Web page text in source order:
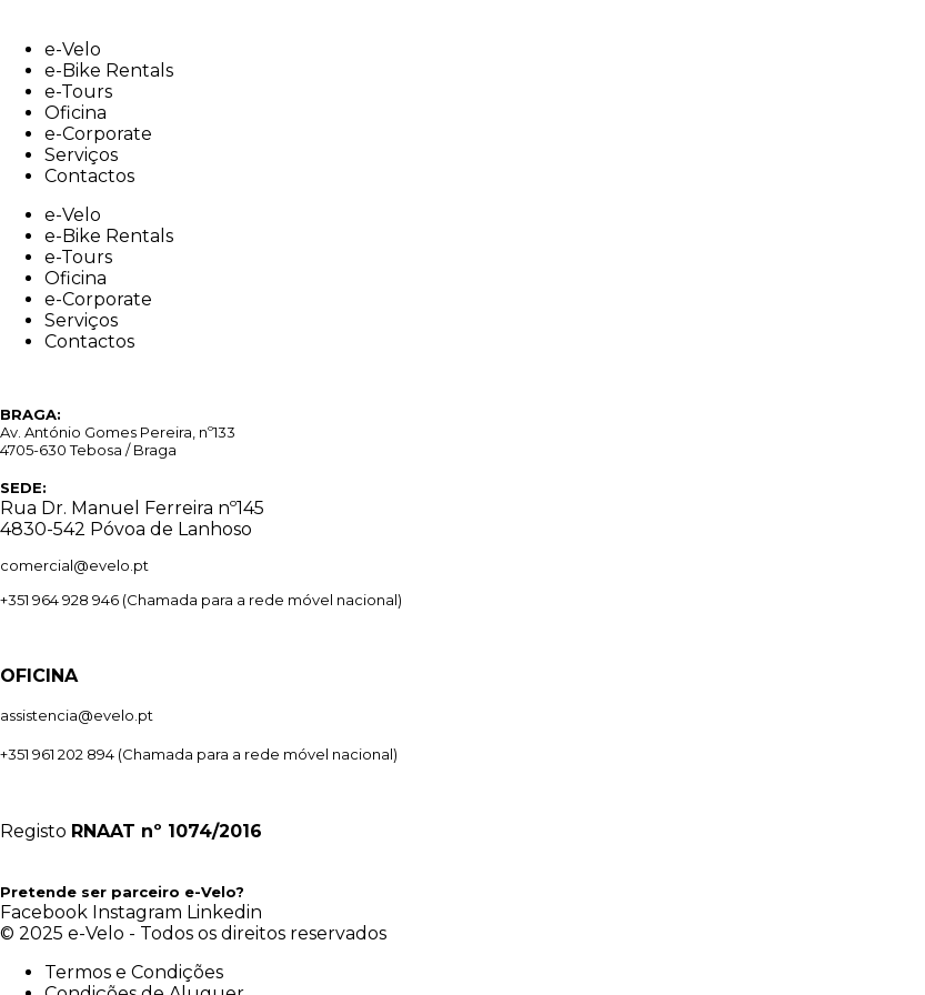
contente-Velo
e-Bike Rentals
e-Tours
Oficina
e-Corporate
Serviços
Contactos
e-Velo
e-Bike Rentals
e-Tours
Oficina
e-Corporate
Serviços
Contactos
BRAGA:
Av. António Gomes Pereira, nº133
4705-630 Tebosa / Braga
SEDE:
Rua Dr. Manuel Ferreira nº145
4830-542 Póvoa de Lanhoso
comercial@evelo.pt
+351 964 928 946 (Chamada para a rede móvel nacional)
OFICINA
assistencia@evelo.pt
+351 961 202 894 (Chamada para a rede móvel nacional)
Registo RNAAT nº 1074/2016
Pretende ser parceiro e-Velo?
Facebook Instagram Linkedin
© 2025 e-Velo - Todos os direitos reservados
Termos e Condições